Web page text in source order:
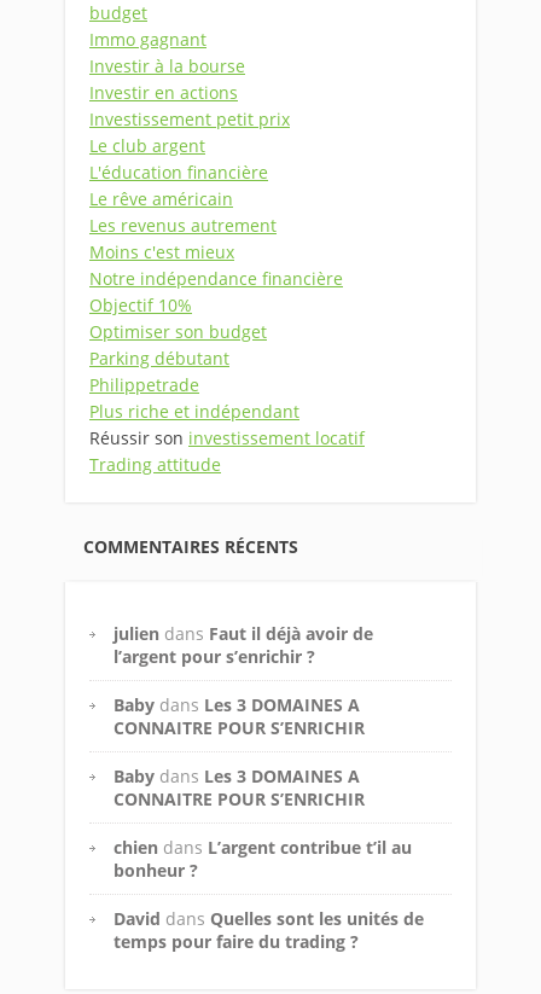
budget
Immo gagnant
Investir à la bourse
Investir en actions
Investissement petit prix
Le club argent
L'éducation financière
Le rêve américain
Les revenus autrement
Moins c'est mieux
Notre indépendance financière
Objectif 10%
Optimiser son budget
Parking débutant
Philippetrade
Plus riche et indépendant
Réussir son investissement locatif
Trading attitude
COMMENTAIRES RÉCENTS
julien dans Faut il déjà avoir de
l’argent pour s’enrichir ?
Baby dans Les 3 DOMAINES A
CONNAITRE POUR S’ENRICHIR
Baby dans Les 3 DOMAINES A
CONNAITRE POUR S’ENRICHIR
chien dans L’argent contribue t’il au
bonheur ?
David dans Quelles sont les unités de
temps pour faire du trading ?